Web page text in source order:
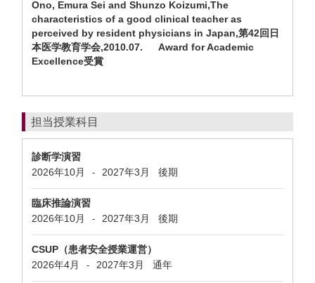
Ono, Emura Sei and Shunzo Koizumi,The
characteristics of a good clinical teacher as
perceived by resident physicians in Japan,第42回日
本医学教育学会,2010.07. Award for Academic
Excellence受賞
担当授業科目
診断学演習
2026年10月
- 2027年3月 後期
臨床推論演習
2026年10月
- 2027年3月 後期
CSUP（患者安全授業運営）
2026年4月
- 2027年3月 通年